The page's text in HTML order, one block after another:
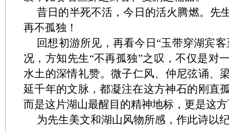
昔日的半死不活，今日的活火腾燃。先
再不孤独！
回想初游所见，再看今日“玉带穿湖宾
况，方知先生“不再孤独”之叹，不仅是对
水土的深情礼赞。微子仁风、仲尼弦诵
延千年的文脉，都凝注在这方神石的刚直
而是这片湖山最醒目的精神地标，更是这
为先生美文和湖山风物所感，作此诗以